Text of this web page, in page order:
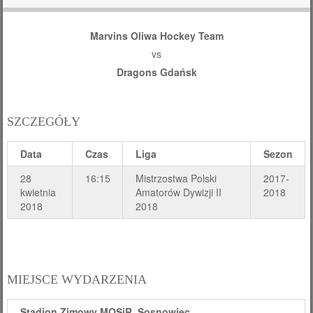
Marvins Oliwa Hockey Team
vs
Dragons Gdańsk
SZCZEGÓŁY
Data Czas Liga
Sezon
28
kwietnia
2018
16:15
Mistrzostwa Polski
Amatorów Dywizji II
2018
2017-
2018
MIEJSCE WYDARZENIA